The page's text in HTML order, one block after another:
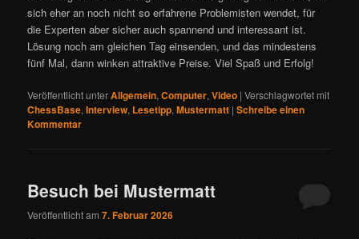
sich eher an noch nicht so erfahrene Problemisten wendet, für
die Experten aber sicher auch spannend und interessant ist.
Lösung noch am gleichen Tag einsenden, und das mindestens
fünf Mal, dann winken attraktive Preise. Viel Spaß und Erfolg!
Veröffentlicht unterAllgemein,Computer,Video |Verschlagwortet mit
ChessBase,Interview, Lesetipp,Mustermatt |Schreibe einen
Kommentar
Besuch bei Mustermatt
Veröffentlicht am7. Februar 2026